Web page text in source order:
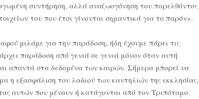
συντήρηση, αλλά αναζωογόνηση του παρελθόντος
του που έτσι γίνονται σημαντικά για το παρόν».
μιλάμε για την παράδοση, ήδη έχουμε πάρει τις
παράδοση από γενιά σε γενιά μόνον όταν αυτή
απαντά στα δεδομένα των καιρών. Σήμερα μπορεί να
η εξασφάλιση του λαδιού των καντηλιών της εκκλησίας,
αυτών που μένουν ή κατάγονται από τον Τριπόταμο.